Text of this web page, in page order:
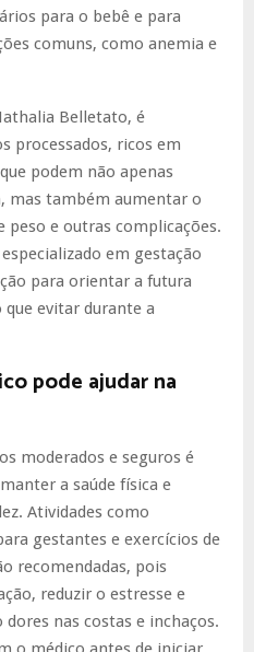
para o bebê e para
comuns, como anemia e
Belletato, é
processados, ricos em
podem não apenas
mas também aumentar o
peso e outras complicações.
em gestação
para orientar a futura
evitar durante a
pode ajudar na
moderados e seguros é
a saúde física e
Atividades como
gestantes e exercícios de
recomendadas, pois
reduzir o estresse e
nas costas e inchaços.